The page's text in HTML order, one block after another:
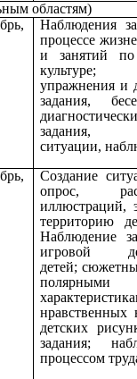
областям)
Наблюдения
процессе
и занятий по
культуре;
упражнения и
задания,
задания,
ситуации,
Создание
опрос,
иллюстраций,
территорию
Наблюдение
игровой
детей;
полярными
нравственных
детских
задания;
процессом